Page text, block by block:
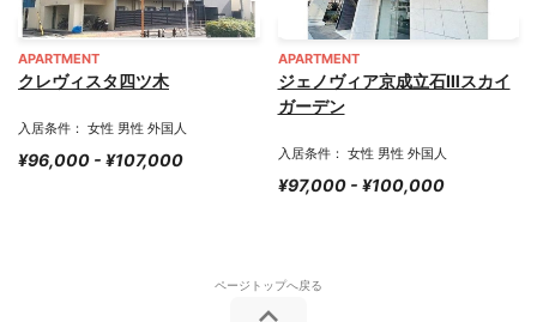
APARTMENT
クレヴィスタ四ツ木
入居条件： 女性 男性 外国人
¥96,000 - ¥107,000
APARTMENT
ジェノヴィア京成立石Ⅲスカイ
ガーデン
入居条件： 女性 男性 外国人
¥97,000 - ¥100,000